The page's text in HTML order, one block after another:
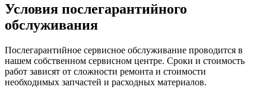
Условия послегарантийного
обслуживания
Послегарантийное сервисное обслуживание проводится в
нашем собственном сервисном центре. Сроки и стоимость
работ зависят от сложности ремонта и стоимости
необходимых запчастей и расходных материалов.